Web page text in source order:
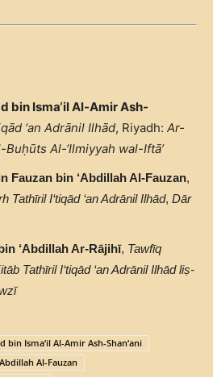
bin Isma‘il Al-Amir Ash-
‘an Adrānil Ilhād, Riyadh: Ar-
Buḥūts Al-‘Ilmiyyah wal-Iftā’
Fauzan bin ‘Abdillah Al-Fauzan,
Tathīril I‘tiqād ‘an Adrānil Ilhād, Dār
‘Abdillah Ar-Rājihī, Tawfīq
Tathīril I‘tiqād ‘an Adrānil Ilhād liṣ-
Isma‘il Al-Amir Ash-Shan‘ani
Al-Fauzan